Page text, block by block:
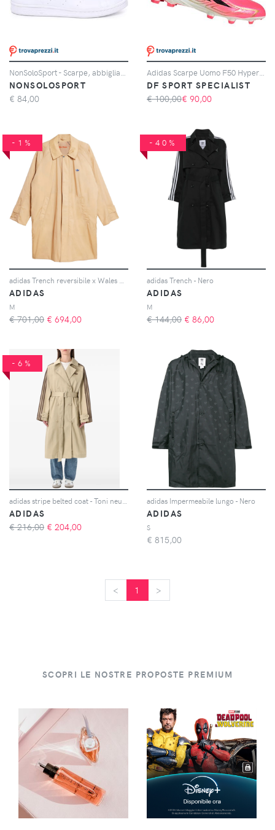
NONSOLOSPORT
€ 84,00
DF SPORT SPECIALIST
€ 100,00€ 90,00
-1%
ADIDAS
M
€ 701,00 € 694,00
-40%
adidas Trench - Nero
ADIDAS
M
€ 144,00 € 86,00
-6%
ADIDAS
€ 216,00 € 204,00
adidas Impermeabile lungo - Nero
ADIDAS
S
€ 815,00
< 1 >
SCOPRI LE NOSTRE PROPOSTE PREMIUM